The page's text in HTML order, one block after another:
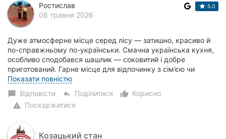
Ростислав
06 травня 2026
5.0
Дуже атмосферне місце серед лісу — затишно, красиво й
по-справжньому по-українськи. Смачна українська кухня,
особливо сподобався шашлик — соковитий і добре
приготований. Гарне місце для відпочинку з сім’єю чи
друзями, приємна атмосфера та смачна їжа....
Показати повністю
chat_bubble Відповісти reply Поділитися thumb_up_alt
Корисно
warning Поскаржитися
Козацький стан